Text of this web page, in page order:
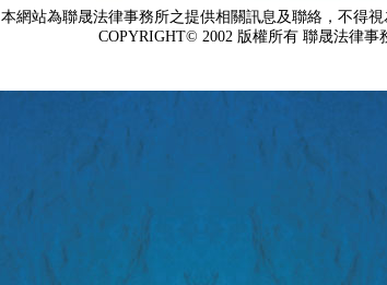
本網站為聯晟法律事務所之提供相關訊息及聯絡，不得視
COPYRIGHT© 2002 版權所有 聯晟法律事